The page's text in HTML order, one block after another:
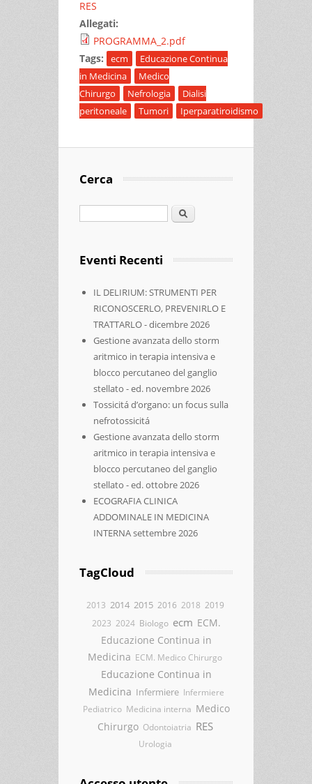
RES
Allegati:
PROGRAMMA_2.pdf
Tags:
ecm
Educazione Continua
in Medicina
Medico
Chirurgo
Nefrologia
Dialisi
peritoneale
Tumori Iperparatiroidismo
Cerca
Cerca
Eventi Recenti
IL DELIRIUM: STRUMENTI PER
RICONOSCERLO, PREVENIRLO E
TRATTARLO - dicembre 2026
Gestione avanzata dello storm
aritmico in terapia intensiva e
blocco percutaneo del ganglio
stellato - ed. novembre 2026
Tossicitá d’organo: un focus sulla
nefrotossicitá
Gestione avanzata dello storm
aritmico in terapia intensiva e
blocco percutaneo del ganglio
stellato - ed. ottobre 2026
ECOGRAFIA CLINICA
ADDOMINALE IN MEDICINA
INTERNA settembre 2026
TagCloud
2013 2014 2015 2016 2018 2019
2023 2024 Biologo ecm ECM.
Educazione Continua in
Medicina ECM. Medico Chirurgo
Educazione Continua in
Medicina Infermiere Infermiere
Pediatrico Medicina interna Medico
Chirurgo Odontoiatria RES
Urologia